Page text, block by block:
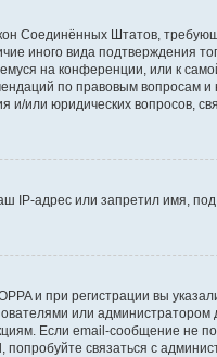
Соединённых Штатов,
иного вида подтверждения
на конференции, или к
по правовым вопросам и
и/или юридических вопросов,
IP-адрес или запретил имя,
и при регистрации вы
или администратором
Если email-сообщение не
связаться с